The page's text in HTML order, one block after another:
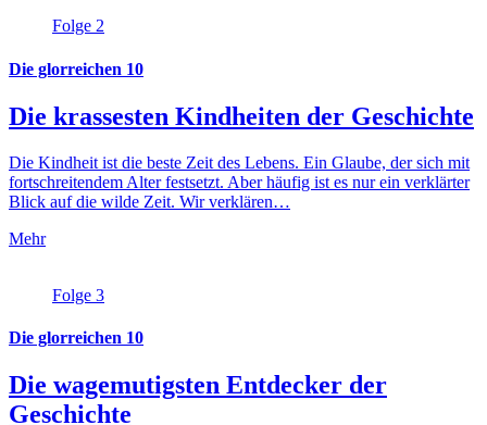
Folge 2
Die glorreichen 10
Die krassesten Kindheiten der Geschichte
Die Kindheit ist die beste Zeit des Lebens. Ein Glaube, der sich mit
fortschreitendem Alter festsetzt. Aber häufig ist es nur ein verklärter
Blick auf die wilde Zeit. Wir verklären…
Mehr
Folge 3
Die glorreichen 10
Die wagemutigsten Entdecker der
Geschichte